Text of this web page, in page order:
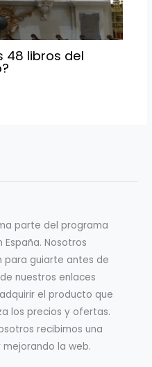
48 libros del
parte del programa
Nosotros
para guiarte antes de
nuestros enlaces
el producto que
los precios y ofertas.
recibimos una
la web.